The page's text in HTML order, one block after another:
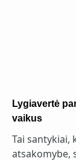
Lygiavertė
vaikus
Tai santykiai,
atsakomybe,